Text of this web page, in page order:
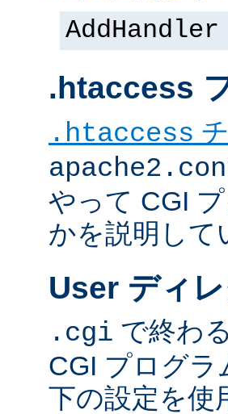
.htaccess
.htaccess
やって CGI
かを説明して
User ディ
.cgi で終わ
CGI プログラ
下の設定を使